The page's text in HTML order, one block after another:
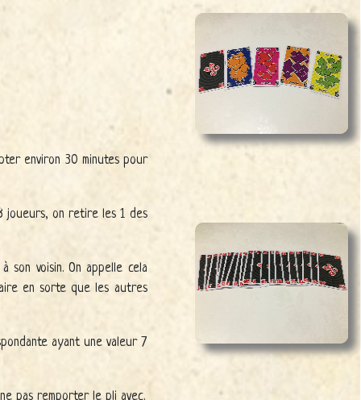
environ 30 minutes pour
joueurs, on retire les 1 des
voisin. On appelle cela
en sorte que les autres
ayant une valeur 7
pas remporter le pli avec.